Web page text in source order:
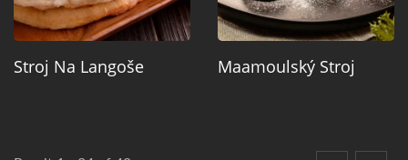
Stroj Na Langoše Maamoulský Stroj